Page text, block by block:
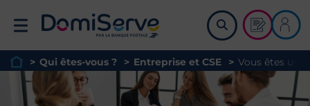
Retour à l'accueilDemander
Me
Page d'accueil du site
> Qui êtes-vous ? > Entreprise et CSE > Vous êtes une